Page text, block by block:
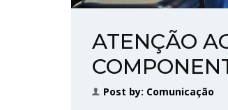
ATENÇÃO
Post by: Comunicação